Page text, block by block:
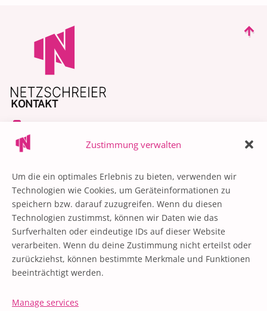
Zustimmung verwalten
Um die ein optimales Erlebnis zu bieten, verwenden wir
Technologien wie Cookies, um Geräteinformationen zu
speichern bzw. darauf zuzugreifen. Wenn du diesen
Technologien zustimmst, können wir Daten wie das
Surfverhalten oder eindeutige IDs auf dieser Website
verarbeiten. Wenn du deine Zustimmung nicht erteilst oder
zurückziehst, können bestimmte Merkmale und Funktionen
beeinträchtigt werden.
Manage services
KONTAKT
contact@netzschreier.com
QUICK LINKS
Influencer Marketing
Influencer Management
Influencer Portfolio
Über uns
RECHTLICHES